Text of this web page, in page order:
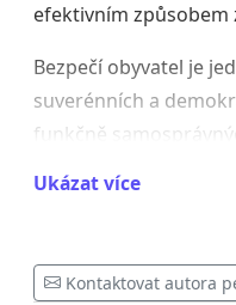
efektivním způsobem
Bezpečí obyvatel je
suverénních a
funkčně
Vzhledem k tomu, že
Ukázat více
Kontaktovat autora